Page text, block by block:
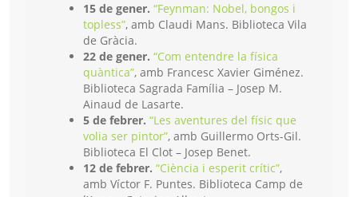
15 de gener. “Feynman: Nobel, bongos i
topless”, amb Claudi Mans. Biblioteca Vila
de Gràcia.
22 de gener. “Com entendre la física
quàntica”, amb Francesc Xavier Giménez.
Biblioteca Sagrada Família – Josep M.
Ainaud de Lasarte.
5 de febrer. “Les aventures del físic que
volia ser pintor”, amb Guillermo Orts-Gil.
Biblioteca El Clot – Josep Benet.
12 de febrer. “Ciència i esperit crític”,
amb Víctor F. Puntes. Biblioteca Camp de